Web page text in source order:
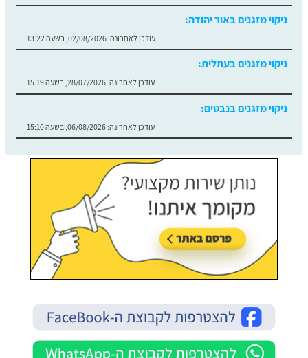
ניקוי מזגנים בעתלית:
עודכן לאחרונה:28/07/2026, בשעה 15:19
ניקוי מזגנים בנבטים:
עודכן לאחרונה: 06/08/2026, בשעה 15:10
ניקוי מזגנים בגני תקווה:
עודכן לאחרונה: 04/08/2026, בשעה 12:42